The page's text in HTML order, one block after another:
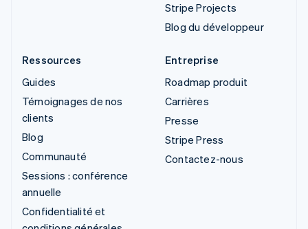
Stripe Projects
Blog du développeur
Ressources
Guides
Témoignages de nos
clients
Blog
Communauté
Sessions : conférence
annuelle
Confidentialité et
Entreprise
Roadmap produit
Carrières
Presse
Stripe Press
Contactez-nous